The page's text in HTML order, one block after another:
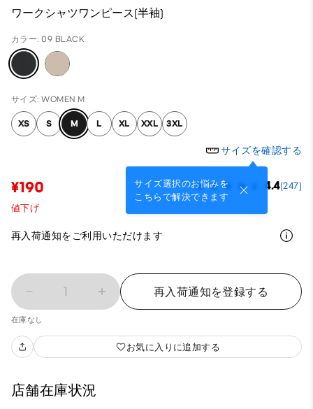
ワークシャツワンピース(半袖)
カラー: 09 BLACK
サイズ: WOMEN M
XS S M L XL XXL 3XL
サイズを確認する
サイズ選択のお悩みを
こちらで解決できます
¥190 4.4(247)
値下げ
再入荷通知をご利用いただけます
1 再入荷通知を登録する
在庫なし
お気に入りに追加する
店舗在庫状況